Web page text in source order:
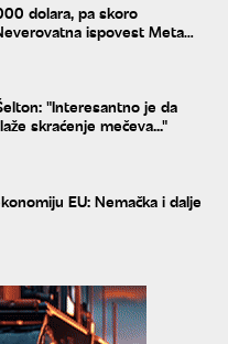
dolara, pa skoro
ispovest Meta
"Interesantno je da
skraćenje mečeva..."
EU: Nemačka i dalje